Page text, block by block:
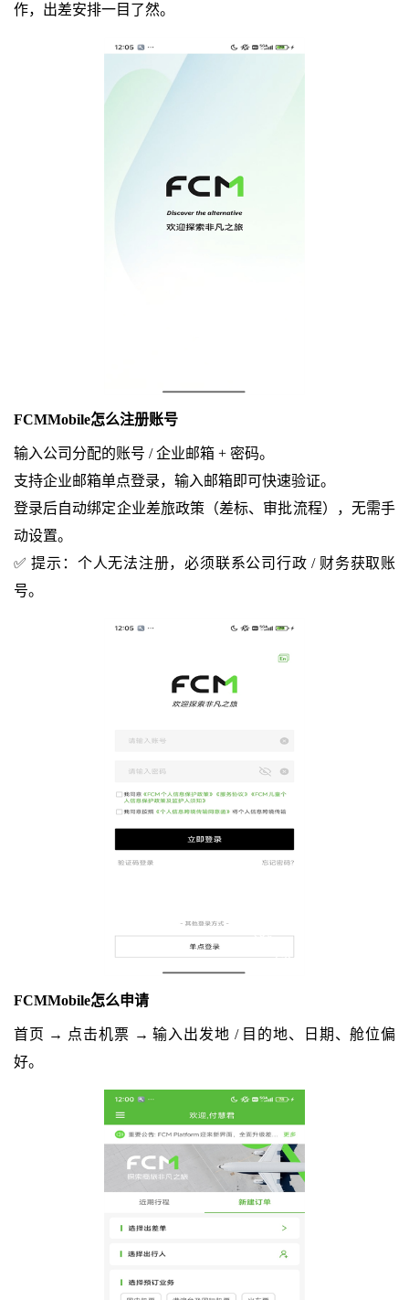
作，出差安排一目了然。
FCMMobile怎么注册账号
输入公司分配的账号 / 企业邮箱 + 密码。
支持企业邮箱单点登录，输入邮箱即可快速验证。
登录后自动绑定企业差旅政策（差标、审批流程），无需手
动设置。
✅ 提示：个人无法注册，必须联系公司行政 / 财务获取账
号。
FCMMobile怎么申请
首页 → 点击机票 → 输入出发地 / 目的地、日期、舱位偏
好。